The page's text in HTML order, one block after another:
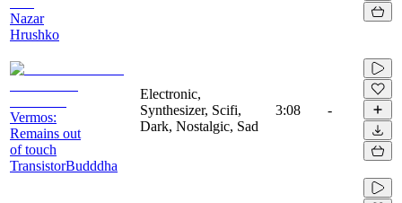
Nazar
Hrushko
Vermos:
Remains out
of touch
TransistorBudddha
Electronic,
Synthesizer, Scifi,
Dark, Nostalgic, Sad
3:08 -